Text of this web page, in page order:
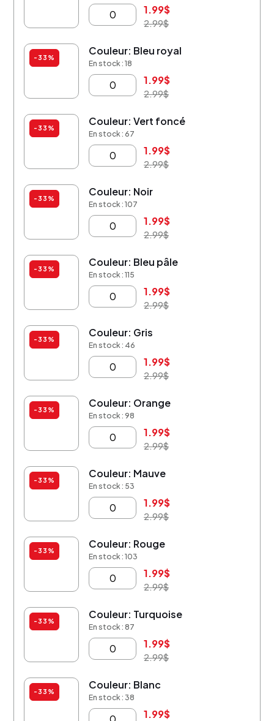
1.99$
2.99$
-33%
Couleur: Bleu royal
En stock : 18
1.99$
2.99$
-33%
Couleur: Vert foncé
En stock : 67
1.99$
2.99$
-33%
Couleur: Noir
En stock : 107
1.99$
2.99$
-33%
Couleur: Bleu pâle
En stock : 115
1.99$
2.99$
-33%
Couleur: Gris
En stock : 46
1.99$
2.99$
-33%
Couleur: Orange
En stock : 98
1.99$
2.99$
-33%
Couleur: Mauve
En stock : 53
1.99$
2.99$
-33%
Couleur: Rouge
En stock : 103
1.99$
2.99$
-33%
Couleur: Turquoise
En stock : 87
1.99$
2.99$
-33%
Couleur: Blanc
En stock : 38
1.99$